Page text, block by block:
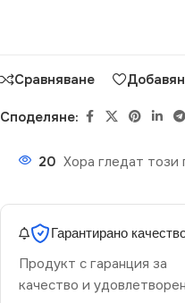
Сравняване
Споделяне:
20 Хора гледат този
Гарантирано
Продукт с гаранция за
качество и